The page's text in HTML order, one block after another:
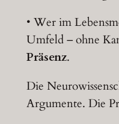
• Wer im
Umfeld – ohne
Präsenz.
Die
Argumente. Die